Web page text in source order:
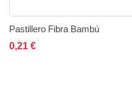
Pastillero Fibra Bambú
0,21 €